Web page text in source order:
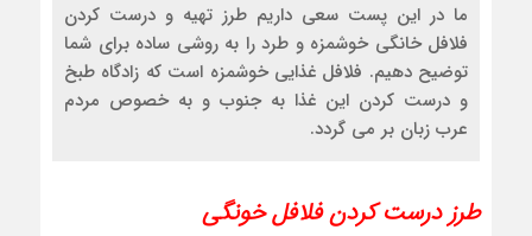
ما در این پست سعی داریم طرز تهیه و درست کردن
فلافل خانگی خوشمزه و طرد را به روشی ساده برای شما
توضیح دهیم. فلافل غذایی خوشمزه است که زادگاه طبخ
و درست کردن این غذا به جنوب و به خصوص مردم
عرب زبان بر می گردد.
طرز درست کردن فلافل خونگی